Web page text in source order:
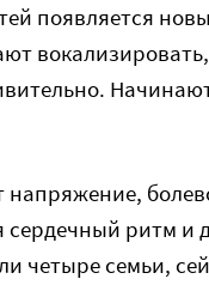
появляется
ритм и
четыре семьи,